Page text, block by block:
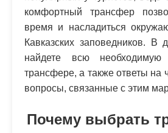
комфортный трансфер
время и насладиться
Кавказских заповедников. В
найдете всю
трансфере, а также ответы на
вопросы, связанные с этим
Почему выбрать